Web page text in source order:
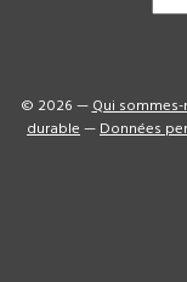
© 2026 —Qui
durable—Données